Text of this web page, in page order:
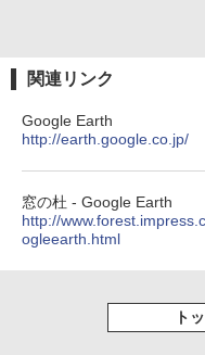
関連リンク
Google Earth
http://earth.google.co.jp/
窓の杜 - Google Earth
http://
ogleearth.html
ト